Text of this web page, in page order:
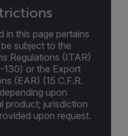
in this page pertains
subject to the
Regulations (ITAR)
130) or the Export
(EAR) (15 C.F.R.
upon
product; jurisdiction
upon request.